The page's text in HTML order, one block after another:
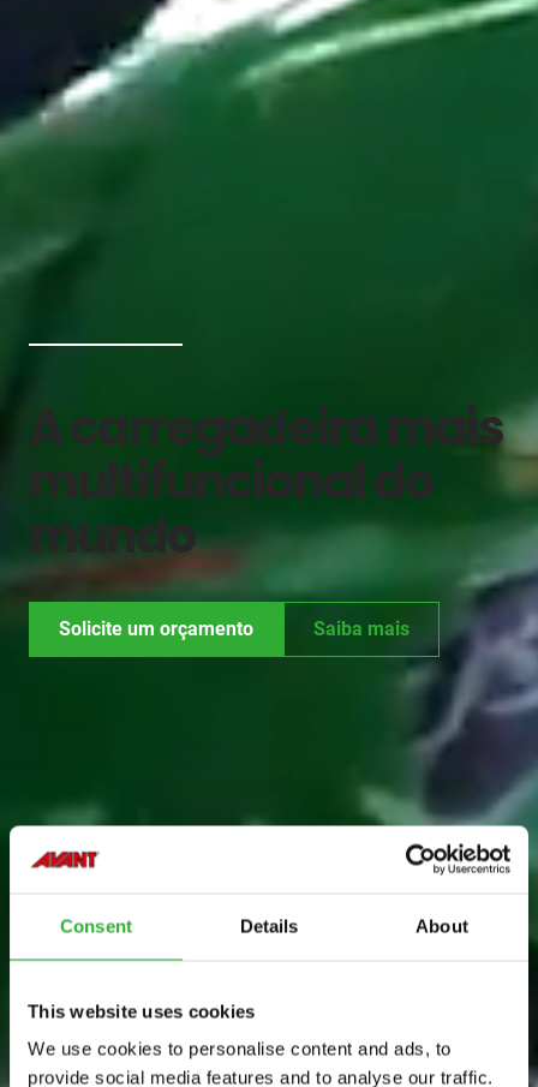
Consent Details About
This website uses cookies
We use cookies to personalise content and ads, to
provide social media features and to analyse our traffic.
A carregadeira mais
multifuncional do
mundo
Solicite um orçamento Saiba mais